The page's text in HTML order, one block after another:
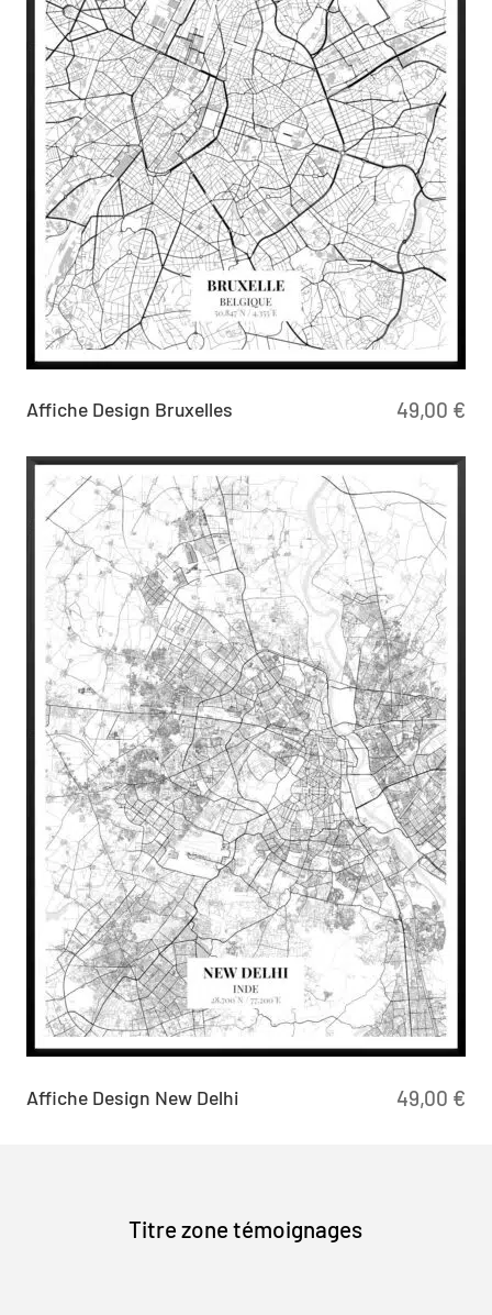
49,00 €
Affiche Design Bruxelles
49,00 €
Affiche Design New Delhi
Titre zone témoignages